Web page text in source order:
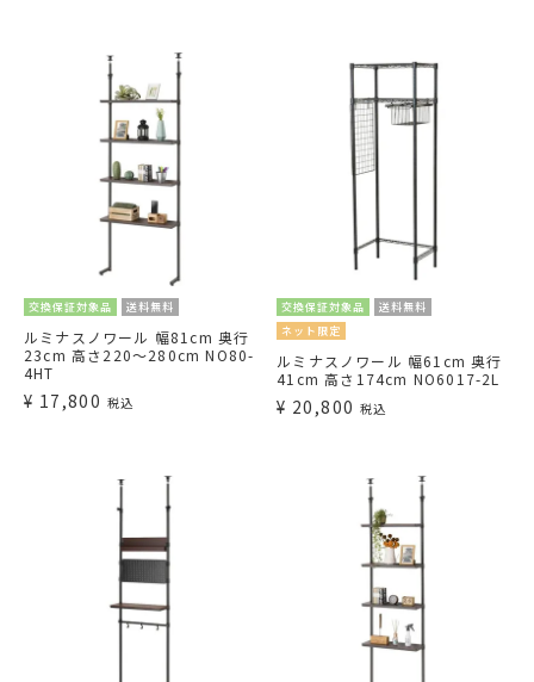
交換保証対象品 送料無料
ルミナスノワール 幅81cm 奥行
23cm 高さ220～280cm NO80-
4HT
¥ 17,800 税込
交換保証対象品
送料無料
ネット限定
ルミナスノワール 幅61cm 奥行
41cm 高さ174cm NO6017-2L
¥ 20,800 税込